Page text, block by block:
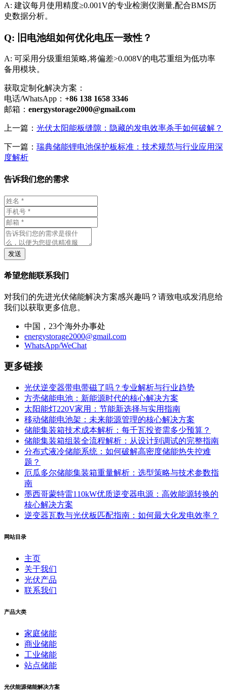
A: 建议每月使用精度≥0.001V的专业检测仪测量,配合BMS历
史数据分析。
Q: 旧电池组如何优化电压一致性？
A: 可采用分级重组策略,将偏差>0.008V的电芯重组为低功率
备用模块。
获取定制化解决方案：
电话/WhatsApp： +86 138 1658 3346
邮箱： energystorage2000@gmail.com
上一篇： 光伏太阳能板缝隙：隐藏的发电效率杀手如何破解？
下一篇： 瑞典储能锂电池保护板标准：技术规范与行业应用深
度解析
告诉我们您的需求
发送
希望您能联系我们
对我们的先进光伏储能解决方案感兴趣吗？请致电或发消息给
我们以获取更多信息。
中国，23个海外办事处
energystorage2000@gmail.com
WhatsApp/WeChat
更多链接
光伏逆变器带电带磁了吗？专业解析与行业趋势
方壳储能电池：新能源时代的核心解决方案
太阳能灯220V家用：节能新选择与实用指南
移动储能电池架：未来能源管理的核心解决方案
储能集装箱技术成本解析：每千瓦投资需多少预算？
储能集装箱组装全流程解析：从设计到调试的完整指南
分布式液冷储能系统：如何破解高密度储能热失控难
题？
厄瓜多尔储能集装箱重量解析：选型策略与技术参数指
南
墨西哥蒙特雷110kW优质逆变器电源：高效能源转换的
核心解决方案
逆变器瓦数与光伏板匹配指南：如何最大化发电效率？
网站目录
主页
关于我们
光伏产品
联系我们
产品大类
家庭储能
商业储能
工业储能
站点储能
光伏能源储能解决方案